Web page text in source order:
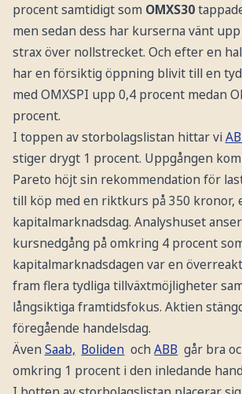
procent samtidigt som OMXS30
men sedan dess har kurserna vänt
strax över nollstrecket. Och efter en
har en försiktig öppning blivit till en
med OMXSPI upp 0,4 procent medan
procent.
I toppen av storbolagslistan hittar vi
stiger drygt 1 procent. Uppgången
Pareto höjt sin rekommendation för
till köp med en riktkurs på 350 kronor,
kapitalmarknadsdag. Analyshuset
kursnedgång på omkring 4 procent
kapitalmarknadsdagen var en
fram flera tydliga tillväxtmöjligheter
långsiktiga framtidsfokus. Aktien
föregående handelsdag.
Även Saab, Boliden ochABB går bra
omkring 1 procent i den inledande